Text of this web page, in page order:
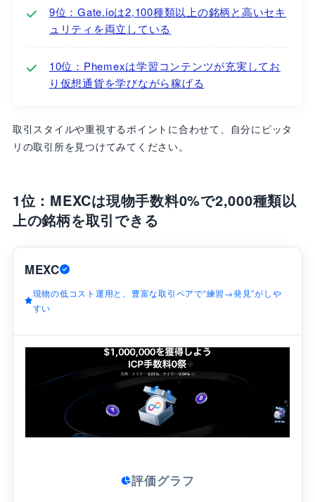
9位：Gate.ioは2,100種類以上の銘柄と高いセキ
ュリティを両立している
10位：Phemexは学習コンテンツが充実してお
り仮想通貨を学びながら稼げる
取引スタイルや重視するポイントに合わせて、自分にピッタ
リの取引所を見つけてみてください。
1位：MEXCは現物手数料0%で2,000種類以
上の銘柄を取引できる
MEXC
現物の低コスト運用と、豊富な取引ペアで“練習→発見”がしや
すい
評価グラフ